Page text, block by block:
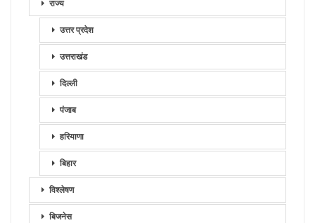
राज्य
उत्तर प्रदेश
उत्तराखंड
दिल्ली
पंजाब
हरियाणा
बिहार
विश्लेषण
बिजनेस